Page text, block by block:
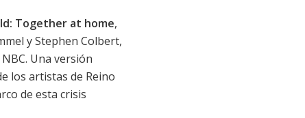
Together at home,
y Stephen Colbert,
Una versión
los artistas de Reino
de esta crisis